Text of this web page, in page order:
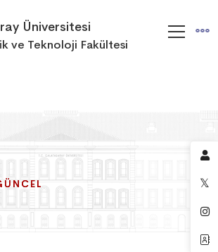
Üniversitesi
ve Teknoloji Fakültesi